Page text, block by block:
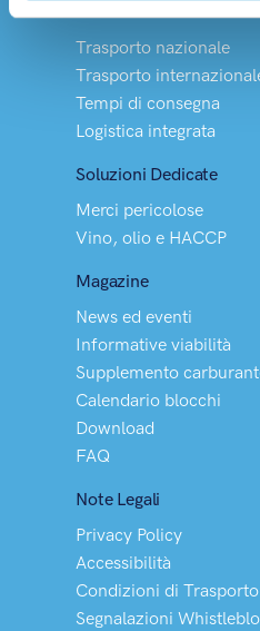
Servizi
Trasporto nazionale
Trasporto
Tempi di consegna
Logistica integrata
Soluzioni Dedicate
Merci pericolose
Vino, olio e HACCP
Magazine
News ed eventi
Informative viabilità
Supplemento
Calendario blocchi
Download
FAQ
Note Legali
Privacy Policy
Accessibilità
Condizioni di Trasporto
Segnalazioni